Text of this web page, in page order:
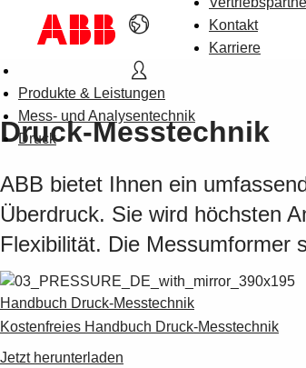
Kontakt
Karriere
Produkte & Leistungen
Mess- und Analysentechnik
Druck
Druck-Messtechnik
ABB bietet Ihnen ein
Überdruck. Sie wird höchsten
Flexibilität. Die Messumformer
Handbuch Druck-Messtechnik
Kostenfreies Handbuch Druck-Messtechnik
Jetzt herunterladen